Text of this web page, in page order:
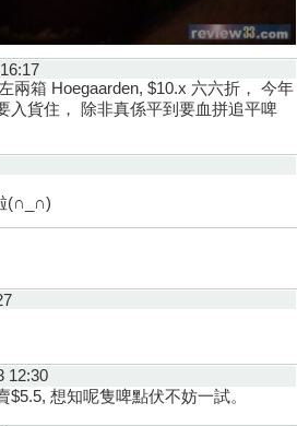
兩箱 Hoegaarden, $10.x 六六折， 今年
入貨住， 除非真係平到要血拼追平啤
(∩_∩)
12:30
$5.5, 想知呢隻啤點伏不妨一試。